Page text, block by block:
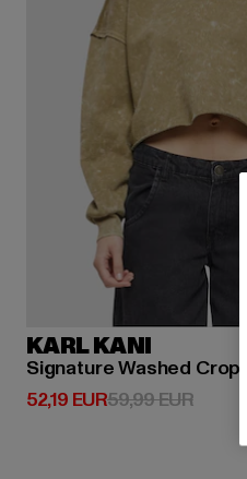
KARL KANI
Signature Washed Crop
52,19 EUR
Derzeitiger Preis: 52,19 EUR
59,99 EUR